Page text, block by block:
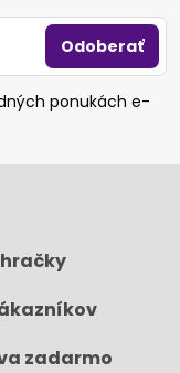
Odoberať
ponukách e-
zadarmo